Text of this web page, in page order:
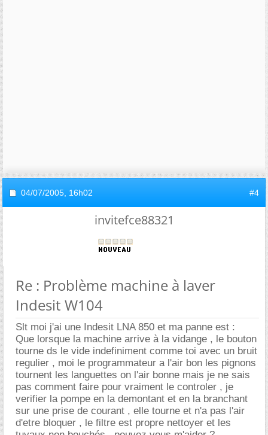
04/07/2005, 16h02 #4
invitefce88321
Re : Problème machine à laver
Indesit W104
Slt moi j'ai une Indesit LNA 850 et ma panne est :
Que lorsque la machine arrive à la vidange , le bouton
tourne ds le vide indefiniment comme toi avec un bruit
regulier , moi le programmateur a l'air bon les pignons
tournent les languettes on l'air bonne mais je ne sais
pas comment faire pour vraiment le controler , je
verifier la pompe en la demontant et en la branchant
sur une prise de courant , elle tourne et n'a pas l'air
d'etre bloquer , le filtre est propre nettoyer et les